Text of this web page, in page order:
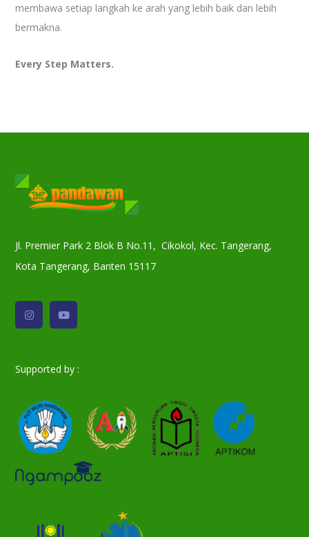
membawa setiap langkah ke arah yang lebih baik dan lebih
bermakna.
Every Step Matters.
Jl. Premier Park 2 Blok B No.11, Cikokol, Kec. Tangerang,
Kota Tangerang, Banten 15117
Supported by :